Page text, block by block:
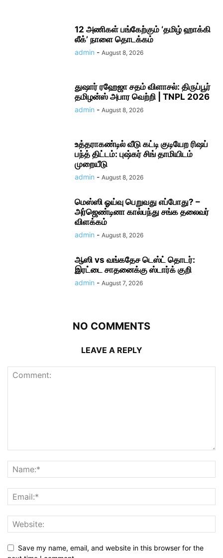
12 அணிகள் பங்கேற்கும் ‘தமிழ் ஹாக்கி
லீக்’ நாளை தொடக்கம்
admin - August 8, 2026
துஷார் ரஹேஜா சதம் விளாசல்: திருப்பூர்
தமிழன்ஸ் அபார வெற்றி | TNPL 2026
admin - August 8, 2026
உத்தராகண்டில் வீடு கட்டி குடியேற ரிஷப்
பந்த் திட்டம்: புஷ்கர் சிங் தாமியிடம்
முறையீடு
admin - August 8, 2026
மெஸ்ஸி ஓய்வு பெறுவது எப்போது? –
அர்ஜெண்டினா கால்பந்து சங்க தலைவர்
விளக்கம்
admin - August 8, 2026
ஆஸி vs வங்கதேச டெஸ்ட் தொடர்:
இரட்டை சாதனைக்கு ஸ்டார்க் குறி
admin - August 7, 2026
NO COMMENTS
LEAVE A REPLY
Save my name, email, and website in this browser for the